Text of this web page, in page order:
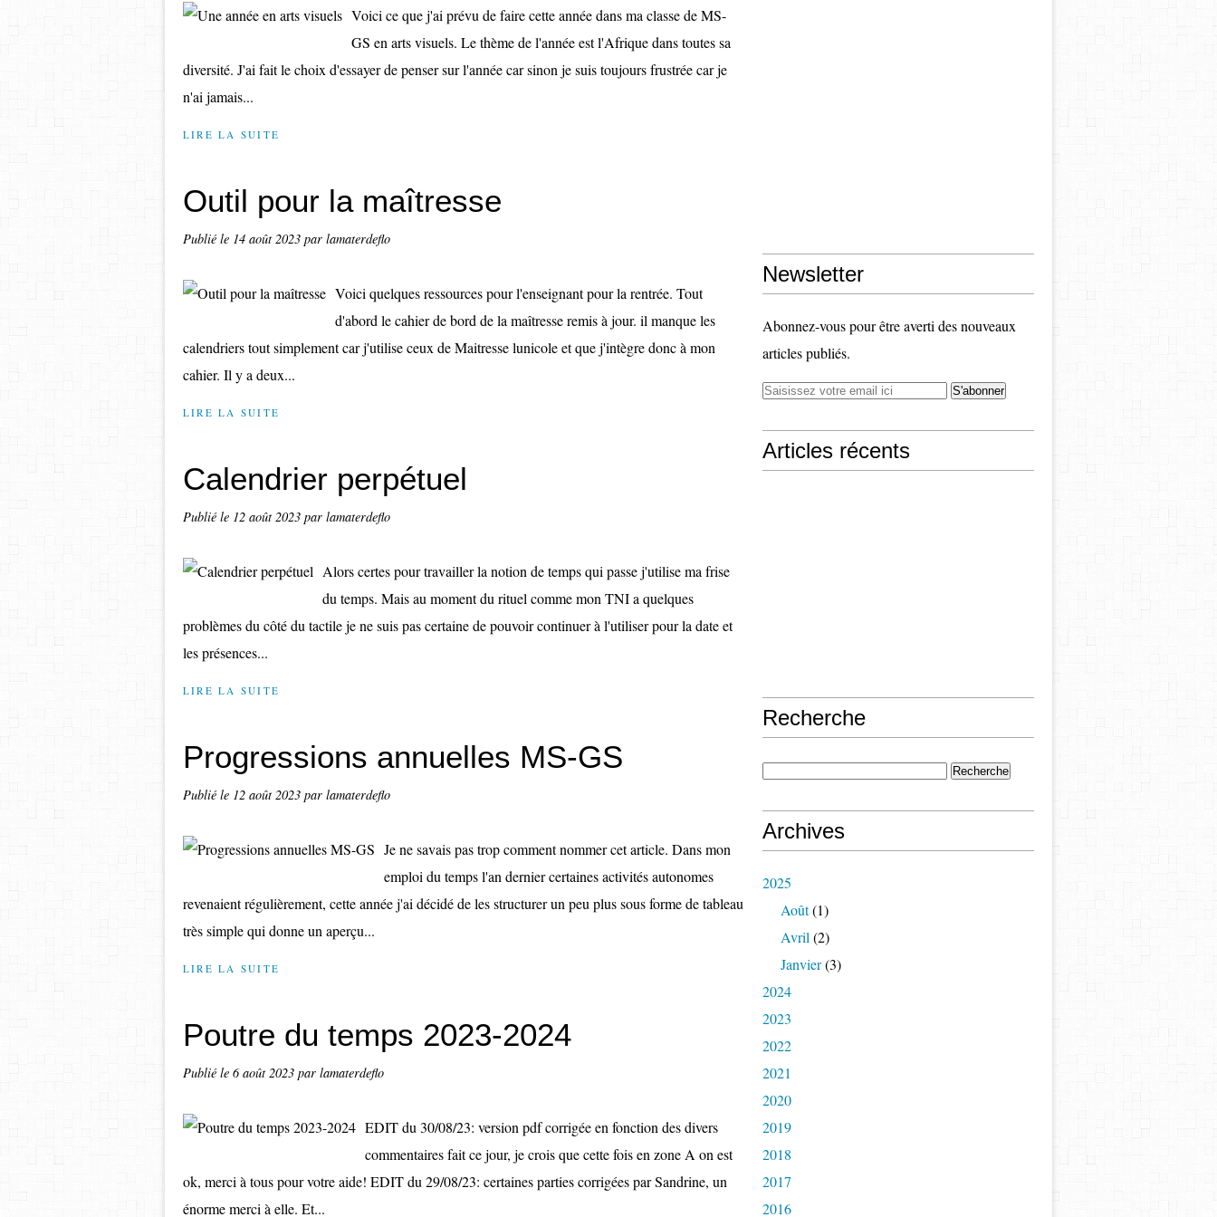
Voici ce que j'ai prévu de faire cette année dans ma classe de MS-
GS en arts visuels. Le thème de l'année est l'Afrique dans toutes sa
diversité. J'ai fait le choix d'essayer de penser sur l'année car sinon je suis toujours frustrée car je
n'ai jamais...
LIRE LA SUITE
Outil pour la maîtresse
Publié le 14 août 2023 par lamaterdeflo
Voici quelques ressources pour l'enseignant pour la rentrée. Tout
d'abord le cahier de bord de la maîtresse remis à jour. il manque les
calendriers tout simplement car j'utilise ceux de Maitresse lunicole et que j'intègre donc à mon
cahier. Il y a deux...
LIRE LA SUITE
Calendrier perpétuel
Publié le 12 août 2023 par lamaterdeflo
Alors certes pour travailler la notion de temps qui passe j'utilise ma frise
du temps. Mais au moment du rituel comme mon TNI a quelques
problèmes du côté du tactile je ne suis pas certaine de pouvoir continuer à l'utiliser pour la date et
les présences...
LIRE LA SUITE
Progressions annuelles MS-GS
Publié le 12 août 2023 par lamaterdeflo
Je ne savais pas trop comment nommer cet article. Dans mon
emploi du temps l'an dernier certaines activités autonomes
revenaient régulièrement, cette année j'ai décidé de les structurer un peu plus sous forme de tableau
très simple qui donne un aperçu...
LIRE LA SUITE
Poutre du temps 2023-2024
Publié le 6 août 2023 par lamaterdeflo
EDIT du 30/08/23: version pdf corrigée en fonction des divers
commentaires fait ce jour, je crois que cette fois en zone A on est
ok, merci à tous pour votre aide! EDIT du 29/08/23: certaines parties corrigées par Sandrine, un
énorme merci à elle. Et...
Newsletter
Abonnez-vous pour être averti des nouveaux
articles publiés.
Articles récents
Recherche
Archives
2025
Août(1)
Avril (2)
Janvier(3)
2024
2023
2022
2021
2020
2019
2018
2017
2016